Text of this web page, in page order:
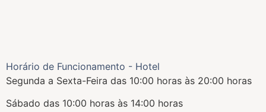
Horário de Funcionamento - Hotel
Segunda a Sexta-Feira das 10:00 horas às 20:00 horas
Sábado das 10:00 horas às 14:00 horas